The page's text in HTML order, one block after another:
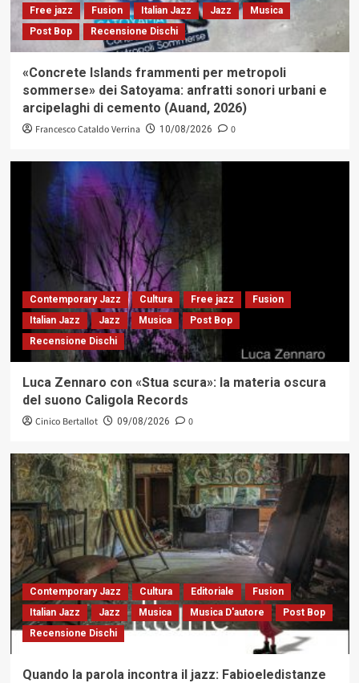
Free jazz
Fusion Italian Jazz Jazz
Musica
Post Bop
Recensione Dischi
«Concrete Islands frammenti per metropoli
sommerse» dei Satoyama: anfratti sonori urbani e
arcipelaghi di cemento (Auand, 2026)
Francesco Cataldo Verrina 10/08/2026 0
Contemporary Jazz Cultura Free jazz
Fusion
Italian Jazz
Jazz Musica
Post Bop
Recensione Dischi
Luca Zennaro con «Stua scura»: la materia oscura
del suono Caligola Records
Cinico Bertallot 09/08/2026 0
Contemporary Jazz Cultura Editoriale
Fusion
Italian Jazz
Jazz Musica Musica D'autore
Post Bop
Recensione Dischi
Quando la parola incontra il jazz: Fabioeledistanze